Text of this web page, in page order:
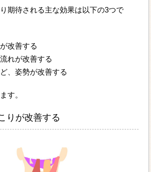
期待される主な効果は以下の3つで
改善する
れが改善する
、姿勢が改善する
す。
りが改善する